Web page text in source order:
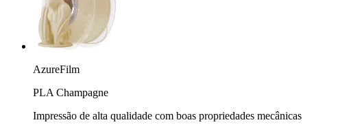
AzureFilm
PLA Champagne
Impressão de alta qualidade com boas propriedades mecânicas